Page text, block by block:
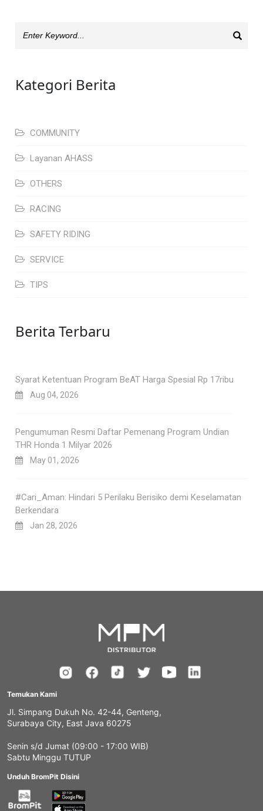
Kategori Berita
COMMUNITY
Layanan AHASS
OTHERS
RACING
SAFETY RIDING
SERVICE
TIPS
Berita Terbaru
Syarat Ketentuan Program BeAT Harga Spesial Rp 17ribu
Aug 04, 2026
Pengumuman Resmi Daftar Pemenang Program Undian
THR Honda 1 Milyar 2026
May 01, 2026
#Cari_Aman: Hindari 5 Perilaku Berisiko demi Keselamatan
Berkendara
Jan 28, 2026
Temukan Kami
Jl. Simpang Dukuh No. 42-44, Genteng,
Surabaya City, East Java 60275
Senin s/d Jumat (09:00 - 17:00 WIB)
Sabtu Minggu TUTUP
Unduh BromPit Disini